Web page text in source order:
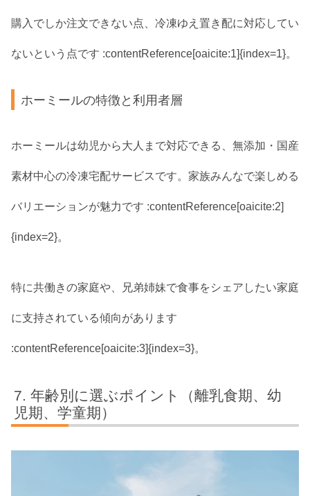
購入でしか注文できない点、冷凍ゆえ置き配に対応してい
ないという点です :contentReference[oaicite:1]{index=1}。
ホーミールの特徴と利用者層
ホーミールは幼児から大人まで対応できる、無添加・国産
素材中心の冷凍宅配サービスです。家族みんなで楽しめる
バリエーションが魅力です :contentReference[oaicite:2]
{index=2}。
特に共働きの家庭や、兄弟姉妹で食事をシェアしたい家庭
に支持されている傾向があります
:contentReference[oaicite:3]{index=3}。
年齢別に選ぶポイント（離乳食期、幼
児期、学童期）